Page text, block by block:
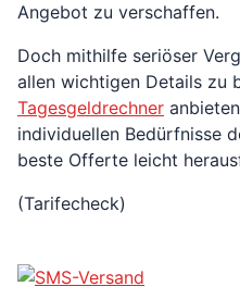
Angebot zu verschaffen.
Doch mithilfe seriöser
allen wichtigen Details zu
Tagesgeldrechner
individuellen Bedürfnisse
beste Offerte leicht
(Tarifecheck)